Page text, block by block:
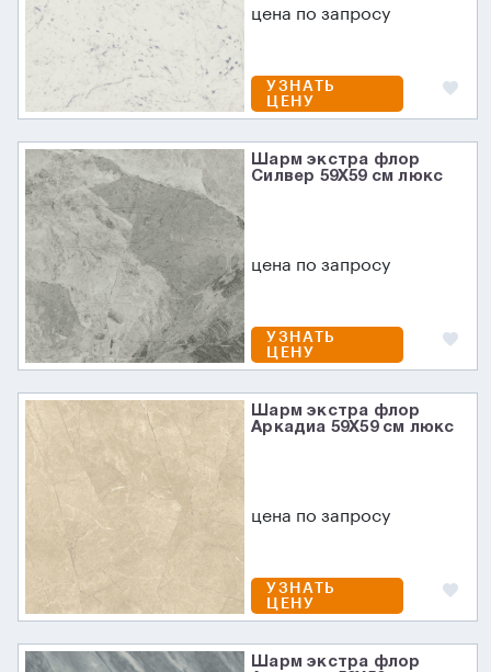
цена по запросу
УЗНАТЬ
ЦЕНУ
Шарм экстра флор
Силвер 59X59 см люкс
цена по запросу
УЗНАТЬ
ЦЕНУ
Шарм экстра флор
Аркадиа 59X59 см люкс
цена по запросу
УЗНАТЬ
ЦЕНУ
Шарм экстра флор